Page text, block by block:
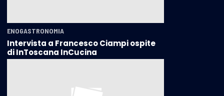
ENOGASTRONOMIA
Intervista a Francesco Ciampi ospite
di InToscana InCucina